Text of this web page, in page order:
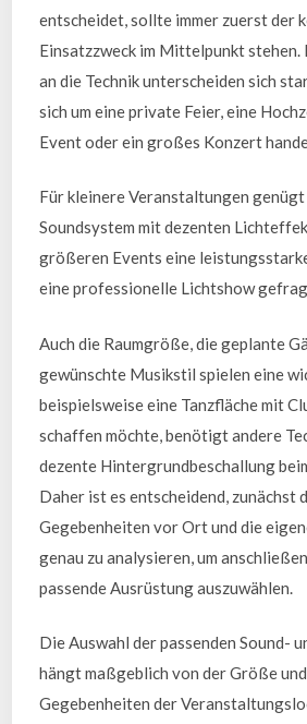
entscheidet, sollte immer zuerst der
Einsatzzweck im Mittelpunkt
an die Technik unterscheiden sich
sich um eine private Feier, eine
Event oder ein großes Konzert
Für kleinere Veranstaltungen
Soundsystem mit dezenten
größeren Events eine
eine professionelle Lichtshow
Auch die Raumgröße, die geplante
gewünschte Musikstil spielen eine
beispielsweise eine Tanzfläche mit
schaffen möchte, benötigt andere
dezente Hintergrundbeschallung
Daher ist es entscheidend, zunächst
Gegebenheiten vor Ort und die
genau zu analysieren, um
passende Ausrüstung auszuwählen.
Die Auswahl der passenden Sound-
hängt maßgeblich von der Größe
Gegebenheiten der